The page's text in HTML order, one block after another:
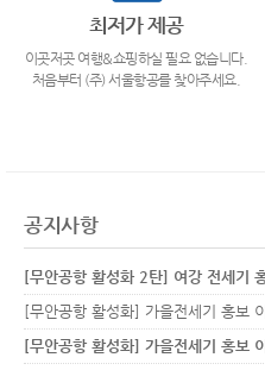
최저가 제공
이곳저곳 여행&쇼핑하실 필요 없습니다.
처음부터 (주) 서울항공를 찾아주세요.
공지사항
[무안공항 활성화 2탄] 여강 전세기
[무안공항 활성화] 가을전세기 홍보
[무안공항 활성화] 가을전세기 홍보